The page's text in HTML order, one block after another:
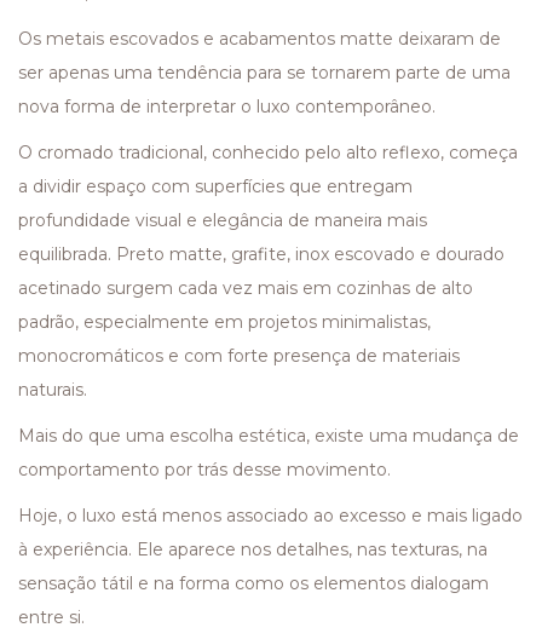
Os metais escovados e acabamentos matte deixaram de
ser apenas uma tendência para se tornarem parte de uma
nova forma de interpretar o luxo contemporâneo.
O cromado tradicional, conhecido pelo alto reflexo, começa
a dividir espaço com superfícies que entregam
profundidade visual e elegância de maneira mais
equilibrada. Preto matte, grafite, inox escovado e dourado
acetinado surgem cada vez mais em cozinhas de alto
padrão, especialmente em projetos minimalistas,
monocromáticos e com forte presença de materiais
naturais.
Mais do que uma escolha estética, existe uma mudança de
comportamento por trás desse movimento.
Hoje, o luxo está menos associado ao excesso e mais ligado
à experiência. Ele aparece nos detalhes, nas texturas, na
sensação tátil e na forma como os elementos dialogam
entre si.